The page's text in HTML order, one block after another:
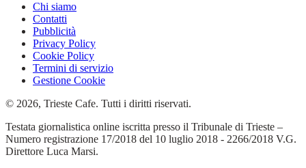
Chi siamo
Contatti
Pubblicità
Privacy Policy
Cookie Policy
Termini di servizio
Gestione Cookie
© 2026, Trieste Cafe. Tutti i diritti riservati.
Testata giornalistica online iscritta presso il Tribunale di Trieste –
Numero registrazione 17/2018 del 10 luglio 2018 - 2266/2018 V.G.
Direttore Luca Marsi.